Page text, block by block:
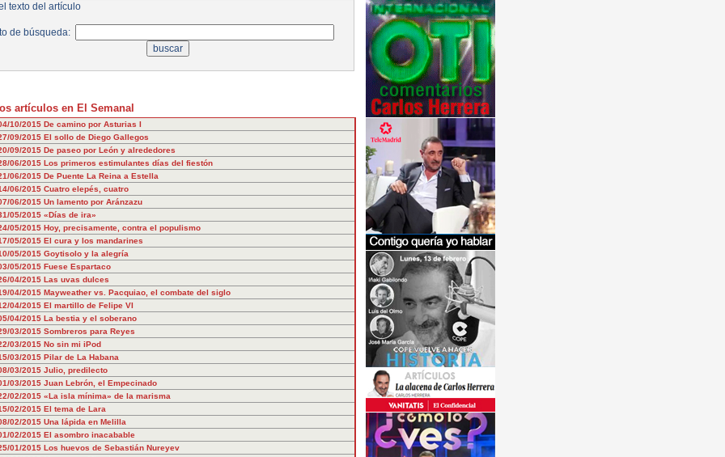
texto del artículo
de búsqueda:
artículos en El Semanal
10/2015 De camino por Asturias I
09/2015 El sollo de Diego Gallegos
09/2015 De paseo por León y alrededores
06/2015 Los primeros estimulantes días del fiestón
06/2015 De Puente La Reina a Estella
06/2015 Cuatro elepés, cuatro
06/2015 Un lamento por Aránzazu
05/2015 «Días de ira»
05/2015 Hoy, precisamente, contra el populismo
05/2015 El cura y los mandarines
05/2015 Goytisolo y la alegría
05/2015 Fuese Espartaco
04/2015 Las uvas dulces
04/2015 Mayweather vs. Pacquiao, el combate del siglo
04/2015 El martillo de Felipe VI
04/2015 La bestia y el soberano
03/2015 Sombreros para Reyes
03/2015 No sin mi iPod
03/2015 Pilar de La Habana
03/2015 Julio, predilecto
03/2015 Juan Lebrón, el Empecinado
02/2015 «La isla mínima» de la marisma
02/2015 El tema de Lara
02/2015 Una lápida en Melilla
02/2015 El asombro inacabable
01/2015 Los huevos de Sebastián Nureyev